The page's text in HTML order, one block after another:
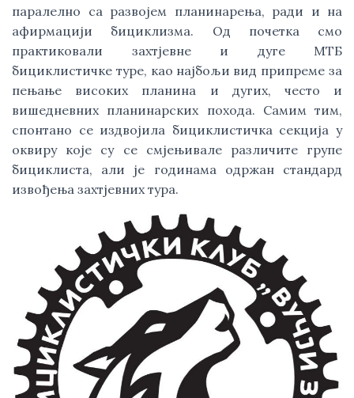
паралелно са развојем планинарења, ради и на
афирмацији бициклизма. Од почетка смо
практиковали захтјевне и дуге МТБ
бициклистичке туре, као најбољи вид припреме за
пењање високих планина и дугих, често и
вишедневних планинарских похода. Самим тим,
спонтано се издвојила бициклистичка секција у
оквиру које су се смјењивале различите групе
бициклиста, али је годинама одржан стандард
извођења захтјевних тура.